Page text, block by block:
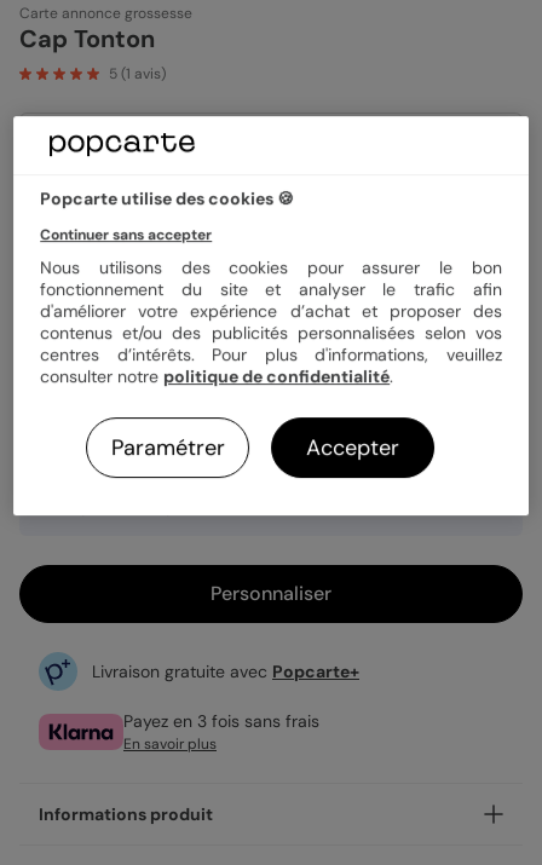
Carte annonce grossesse
Cap Tonton
5(1 avis)
Format
Papier
Quantité 1 carte
3,49 €
Enveloppe blanche offerte
Fabrication française
Personnaliser
Livraison gratuite avec Popcarte+
Payez en 3 fois sans frais
En savoir plus
Informations produit
Popcarte utilise des cookies 🍪
Continuer sans accepter
Nous utilisons des cookies pour assurer le bon
fonctionnement du site et analyser le trafic afin
d'améliorer votre expérience d’achat et proposer des
contenus et/ou des publicités personnalisées selon vos
centres d’intérêts. Pour plus d'informations, veuillez
consulter notre politique de confidentialité.
Paramétrer Accepter